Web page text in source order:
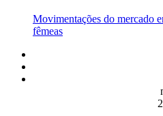
Movimentações do mercado
fêmeas